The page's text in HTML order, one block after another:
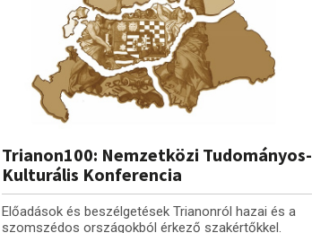
Trianon100: Nemzetközi Tudományos-
Kulturális Konferencia
Előadások és beszélgetések Trianonról hazai és a
szomszédos országokból érkező szakértőkkel.